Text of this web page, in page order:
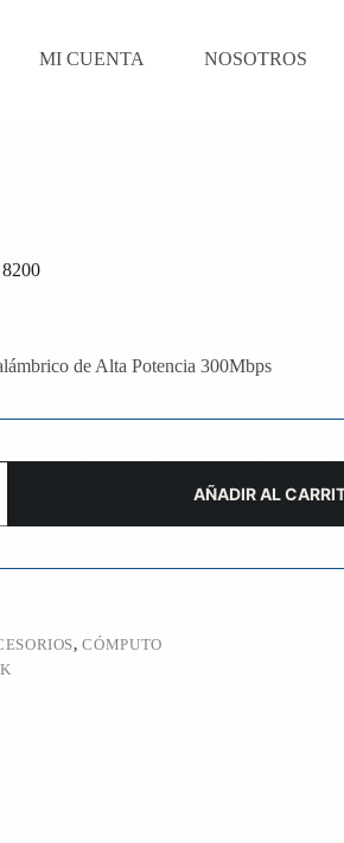
MI CUENTA NOSOTROS
de Alta Potencia 300Mbps
AÑADIR AL
,CÓMPUTO